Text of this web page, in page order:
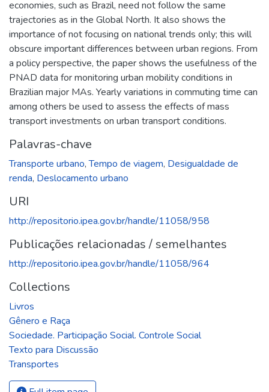
economies, such as Brazil, need not follow the same
trajectories as in the Global North. It also shows the
importance of not focusing on national trends only; this will
obscure important differences between urban regions. From
a policy perspective, the paper shows the usefulness of the
PNAD data for monitoring urban mobility conditions in
Brazilian major MAs. Yearly variations in commuting time can
among others be used to assess the effects of mass
transport investments on urban transport conditions.
Palavras-chave
Transporte urbano,Tempo de viagem, Desigualdade de
renda, Deslocamento urbano
URI
http://repositorio.ipea.gov.br/handle/11058/958
Publicações relacionadas / semelhantes
http://repositorio.ipea.gov.br/handle/11058/964
Collections
Livros
Gênero e Raça
Sociedade. Participação Social. Controle Social
Texto para Discussão
Transportes